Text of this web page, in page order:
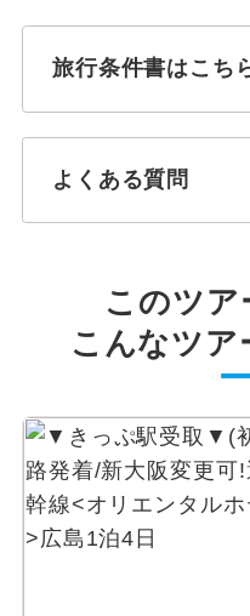
旅行条件書はこち
よくある質問
このツア
こんなツア